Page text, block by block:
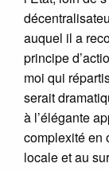
auquel il a
principe
moi qui
serait
à l’élégante
complexité en
locale et au